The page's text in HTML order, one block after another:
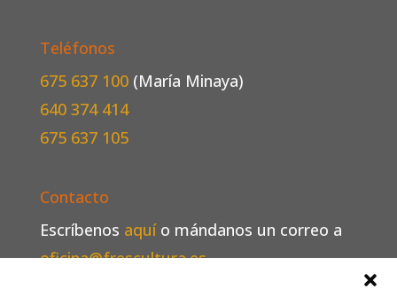
Teléfonos
675 637 100 (María Minaya)
640 374 414
675 637 105
Contacto
Escríbenos aquío mándanos un correo a
oficina@frescultura.es.